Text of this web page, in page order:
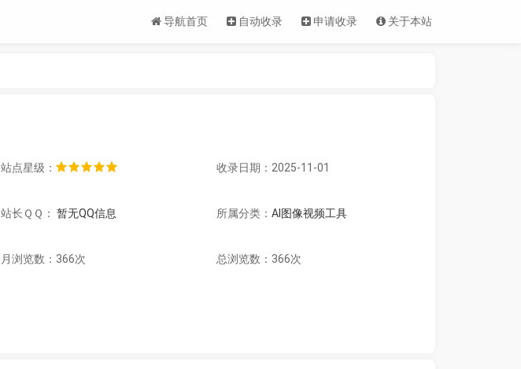
导航首页 自动收录 申请收录 关于本站
站点星级： 收录日期：2025-11-01
站长ＱＱ：暂无QQ信息 所属分类： AI图像视频工具
月浏览数：366次 总浏览数：366次